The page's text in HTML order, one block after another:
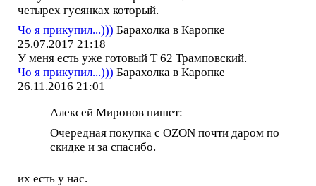
четырех гусянках который.
Чо я прикупил...))) Барахолка в Каропке
25.07.2017 21:18
У меня есть уже готовый Т 62 Трамповский.
Чо я прикупил...))) Барахолка в Каропке
26.11.2016 21:01
Алексей Миронов пишет:
Очередная покупка с OZON почти даром по
скидке и за спасибо.
их есть у нас.